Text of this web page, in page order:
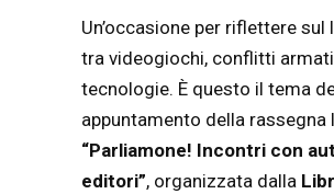
Un’occasione per riflettere sul
tra videogiochi, conflitti
tecnologie. È questo il tema
appuntamento della rassegna
“Parliamone! Incontri con
editori”, organizzata dalla